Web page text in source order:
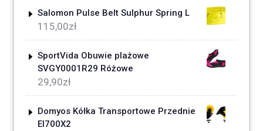
Salomon Pulse Belt Sulphur Spring L
115,00zł
SportVida Obuwie plażowe
SVGY0001R29 Różowe
29,90zł
Domyos Kółka Transportowe Przednie
El700X2